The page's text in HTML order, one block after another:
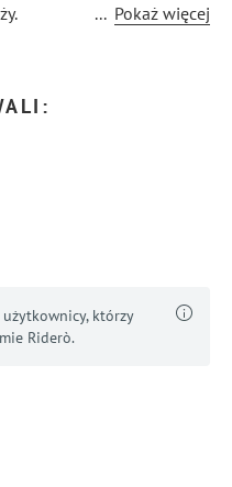
... Pokaż więcej
którzy
Riderò.